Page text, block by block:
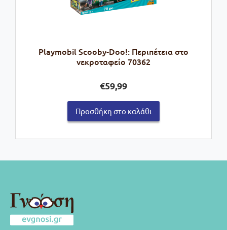
Playmobil Scooby-Doo!: Περιπέτεια στο
νεκροταφείο 70362
€59,99
Προσθήκη στο καλάθι